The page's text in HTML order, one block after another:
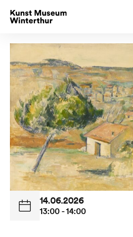
14.06.2026
13:00 - 14:00